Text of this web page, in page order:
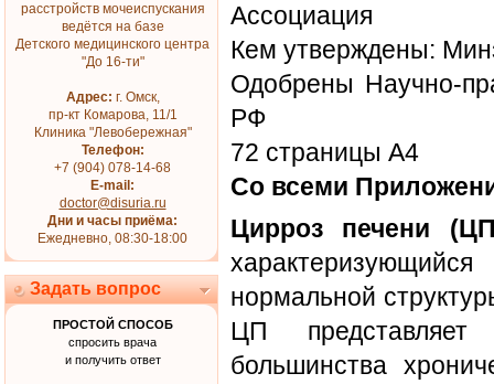
расстройств мочеиспускания
ведётся на базе
Детского медицинского центра
"До 16-ти"
Адрес: г. Омск,
пр-кт Комарова, 11/1
Клиника "Левобережная"
Телефон:
+7 (904) 078-14-68
E-mail:
doctor@disuria.ru
Дни и часы приёма:
Ежедневно, 08:30-18:00
Задать вопрос
ПРОСТОЙ СПОСОБ
спросить врача
и получить ответ
Ассоциация
Кем утверждены:
Одобрены Научно-
РФ
72 страницы А4
Со всеми
Цирроз печени
нормальной
ЦП
большинства